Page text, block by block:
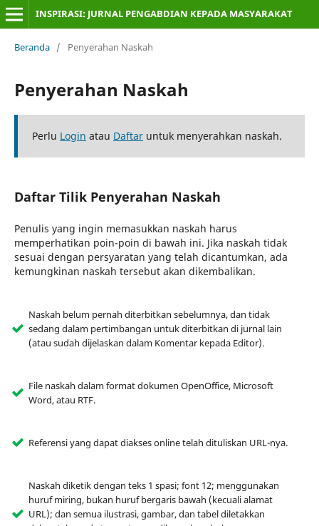
INSPIRASI: JURNAL PENGABDIAN KEPADA MASYARAKAT
Beranda / Penyerahan Naskah
Penyerahan Naskah
Perlu Login atau Daftaruntuk menyerahkan naskah.
Daftar Tilik Penyerahan Naskah
Penulis yang ingin memasukkan naskah harus
memperhatikan poin-poin di bawah ini. Jika naskah tidak
sesuai dengan persyaratan yang telah dicantumkan, ada
kemungkinan naskah tersebut akan dikembalikan.
Naskah belum pernah diterbitkan sebelumnya, dan tidak
sedang dalam pertimbangan untuk diterbitkan di jurnal lain
(atau sudah dijelaskan dalam Komentar kepada Editor).
File naskah dalam format dokumen OpenOffice, Microsoft
Word, atau RTF.
Referensi yang dapat diakses online telah dituliskan URL-nya.
Naskah diketik dengan teks 1 spasi; font 12; menggunakan
huruf miring, bukan huruf bergaris bawah (kecuali alamat
URL); dan semua ilustrasi, gambar, dan tabel diletakkan